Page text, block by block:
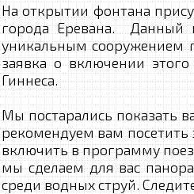
На открытии фонтана
города Еревана. Данный
уникальным сооружением
заявка о включении
Гиннеса.
Мы постарались показать
рекомендуем вам посетить
включить в программу
мы сделаем для вас
среди водных струй.